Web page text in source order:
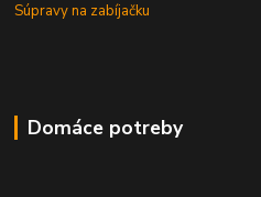
Súpravy na zabíjačku
Domáce potreby